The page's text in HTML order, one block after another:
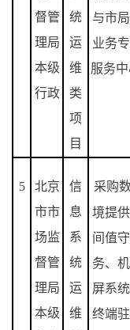
督管
理局
本级
行政
统
运
维
类
项
目
与市
业务
服务
5
北京
市市
场监
督管
理局
本级
信
息
系
统
运
维
采购
境提
间值
务、
屏系
终端